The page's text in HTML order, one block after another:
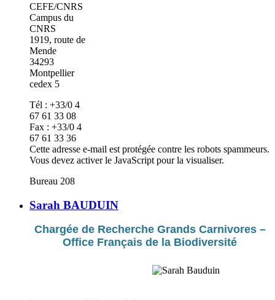
CEFE/CNRS
Campus du
CNRS
1919, route de
Mende
34293
Montpellier
cedex 5
Tél : +33/0 4
67 61 33 08
Fax : +33/0 4
67 61 33 36
Cette adresse e-mail est protégée contre les robots spammeurs.
Vous devez activer le JavaScript pour la visualiser.
Bureau 208
Sarah BAUDUIN
Chargée de Recherche Grands Carnivores –
Office Français de la Biodiversité